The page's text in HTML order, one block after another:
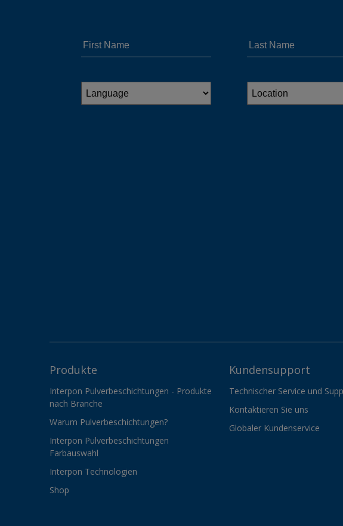
Produkte
Interpon Pulverbeschichtungen - Produkte
nach Branche
Warum Pulverbeschichtungen?
Interpon Pulverbeschichtungen
Farbauswahl
Interpon Technologien
Shop
Kundensupport
Technischer Service und
Kontaktieren Sie uns
Globaler Kundenservice